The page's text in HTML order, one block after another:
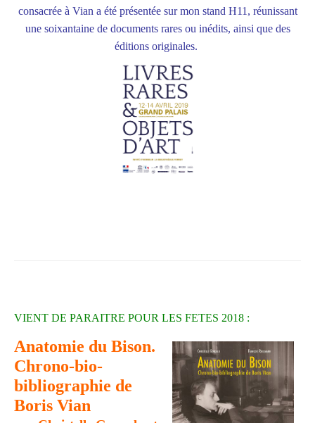
consacrée à Vian a été présentée sur mon stand H11, réunissant
une soixantaine de documents rares ou inédits, ainsi que des
éditions originales.
VIENT DE PARAITRE POUR LES FETES 2018 :
Anatomie du Bison.
Chrono-bio-
bibliographie de
Boris Vian